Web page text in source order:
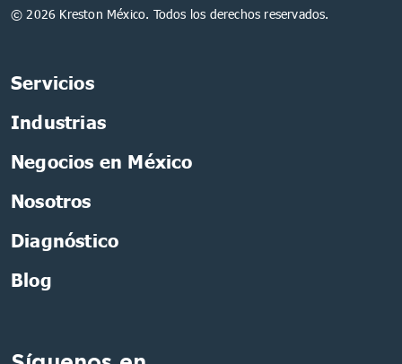
© 2026 Kreston México. Todos los derechos reservados.
Servicios
Industrias
Negocios en México
Nosotros
Diagnóstico
Blog